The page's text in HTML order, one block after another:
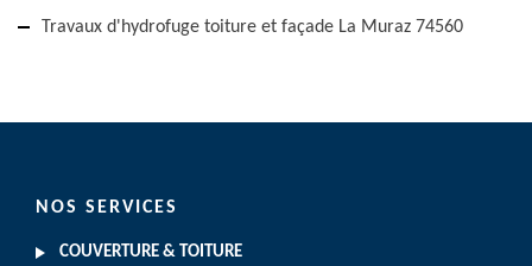
Travaux d'hydrofuge toiture et façade La Muraz 74560
NOS SERVICES
COUVERTURE & TOITURE